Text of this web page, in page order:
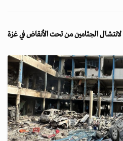
الجثامين من تحت الأنقاض في غزة